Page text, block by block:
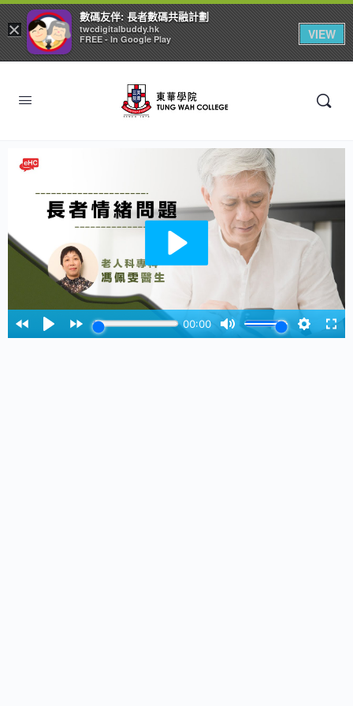
×
數碼友伴: 長者數碼共融計劃
twcdigitalbuddy.hk
FREE - In Google Play
VIEW